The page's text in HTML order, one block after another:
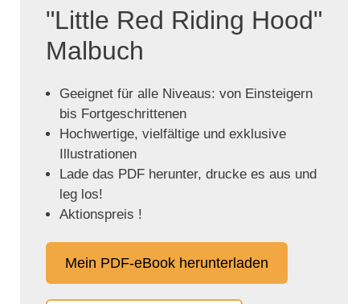
"Little Red Riding Hood"
Malbuch
Geeignet für alle Niveaus: von Einsteigern
bis Fortgeschrittenen
Hochwertige, vielfältige und exklusive
Illustrationen
Lade das PDF herunter, drucke es aus und
leg los!
Aktionspreis !
Mein PDF-eBook herunterladen